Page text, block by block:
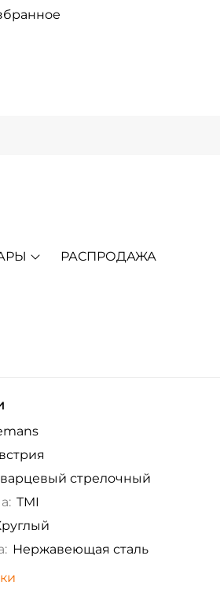
РАСПРОДАЖА
стрелочный
TMI
Нержавеющая сталь